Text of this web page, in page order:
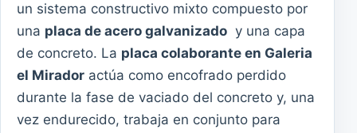
un sistema constructivo mixto compuesto por
una placa de acero galvanizado y una capa
de concreto. La placa colaborante en Galeria
el Mirador actúa como encofrado perdido
durante la fase de vaciado del concreto y, una
vez endurecido, trabaja en conjunto para